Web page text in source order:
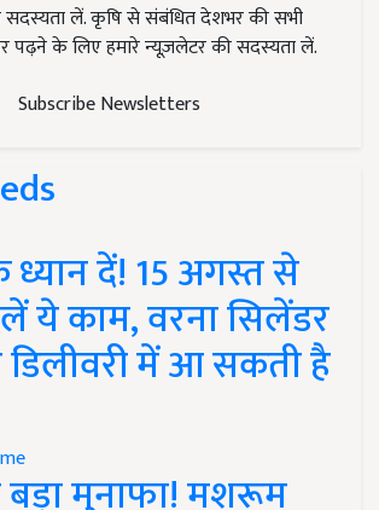
सदस्यता लें. कृषि से संबंधित देशभर की सभी
पढ़ने के लिए हमारे न्यूज़लेटर की सदस्यता लें.
Subscribe Newsletters
ध्यान दें! 15 अगस्त से
ये काम, वरना सिलेंडर
में आ सकती है
मुनाफा! मशरूम